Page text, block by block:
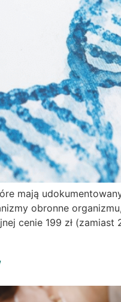
mają
obronne
cenie 199 zł (zamiast